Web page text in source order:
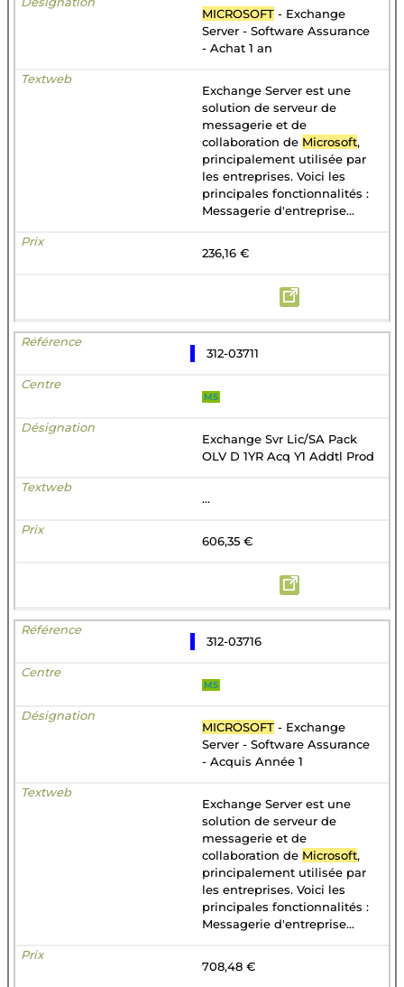
MICROSOFT - Exchange
Server - Software Assurance
- Achat 1 an
Exchange Server est une
solution de serveur de
messagerie et de
collaboration de Microsoft,
principalement utilisée par
les entreprises. Voici les
principales fonctionnalités :
Messagerie d'entreprise...
236,16 €
312-03711
MS
Exchange Svr Lic/SA Pack
OLV D 1YR Acq Y1 Addtl Prod
...
606,35 €
312-03716
MS
MICROSOFT - Exchange
Server - Software Assurance
- Acquis Année 1
Exchange Server est une
solution de serveur de
messagerie et de
collaboration de Microsoft,
principalement utilisée par
les entreprises. Voici les
principales fonctionnalités :
Messagerie d'entreprise...
708,48 €